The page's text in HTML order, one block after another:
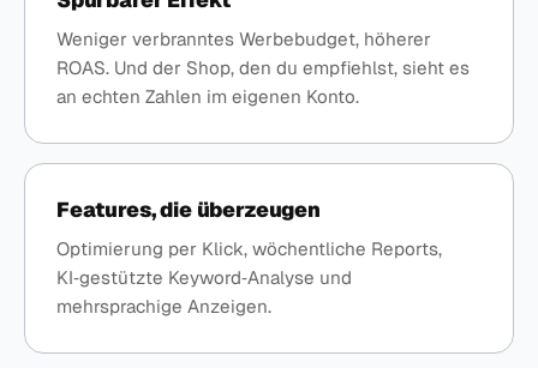
Weniger verbranntes Werbebudget, höherer
ROAS. Und der Shop, den du empfiehlst, sieht es
an echten Zahlen im eigenen Konto.
Features, die überzeugen
Optimierung per Klick, wöchentliche Reports,
KI‑gestützte Keyword‑Analyse und
mehrsprachige Anzeigen.